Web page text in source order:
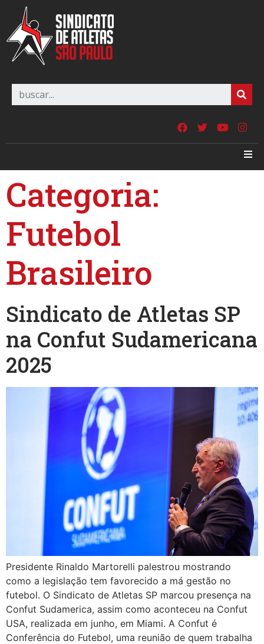
Categoria:
Futebol
Brasileiro
Sindicato de Atletas SP
na Confut Sudamericana
2025
Presidente Rinaldo Martorelli palestrou mostrando
como a legislação tem favorecido a má gestão no
futebol. O Sindicato de Atletas SP marcou presença na
Confut Sudamerica, assim como aconteceu na Confut
USA, realizada em junho, em Miami. A Confut é
Conferência do Futebol, uma reunião de quem trabalha